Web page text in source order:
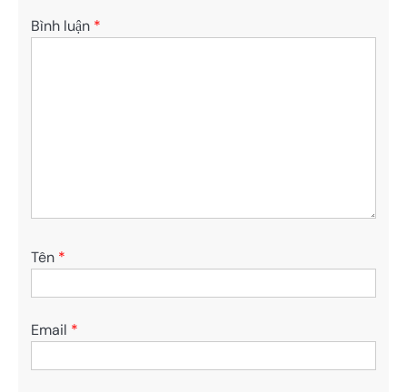
Bình luận *
Tên *
Email *